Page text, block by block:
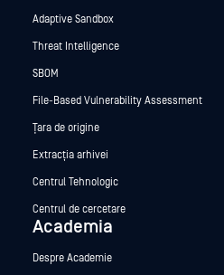
Adaptive Sandbox
Threat Intelligence
SBOM
File-Based Vulnerability Assessment
Țara de origine
Extracția arhivei
Centrul Tehnologic
Centrul de cercetare
Academia
Despre Academie